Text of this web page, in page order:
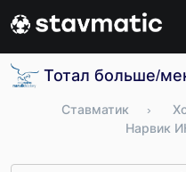
Тотал больше/
Ставматик ›
Нарвик